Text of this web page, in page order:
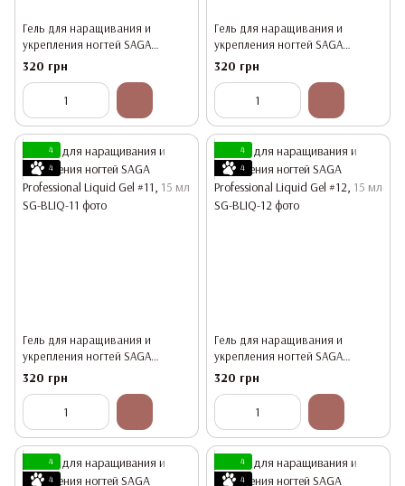
Гель для наращивания и
укрепления ногтей SAGA
Professional Liquid Gel #9, 15 мл
320 грн
Гель для наращивания и
укрепления ногтей SAGA
Professional Liquid Gel #10, 15 мл
320 грн
4
4
Гель для наращивания и
укрепления ногтей SAGA
Professional Liquid Gel #11, 15 мл
320 грн
4
4
Гель для наращивания и
укрепления ногтей SAGA
Professional Liquid Gel #12, 15 мл
320 грн
4
4
4
4